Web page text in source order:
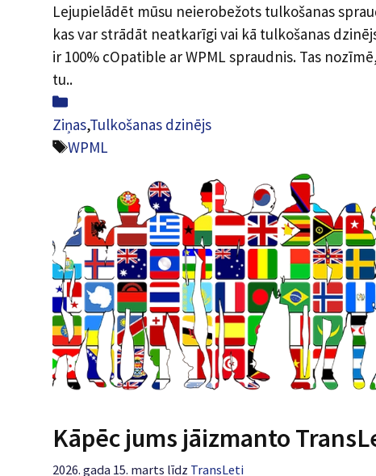
Lejupielādēt mūsu neierobežots tulkošanas
kas var strādāt neatkarīgi vai kā tulkošanas
ir 100% cOpatible ar WPML spraudnis. Tas
tu..
Kategorijas
Ziņas,Tulkošanas dzinējs
Tagi
WPML
Kāpēc jums jāizmanto
2026. gada 15. marts līdz TransLeti